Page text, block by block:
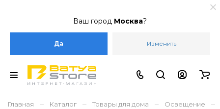
Ваш город Москва?
Да Изменить
Главная – Каталог – Товары для дома – Освещение –